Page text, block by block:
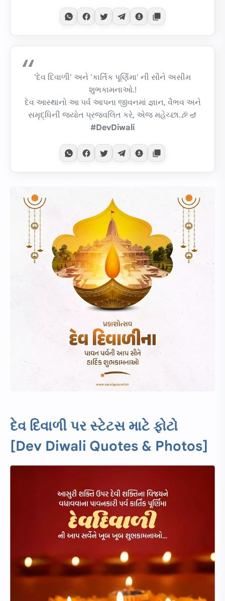
'દેવ દિવાળી' અને 'કાર્તિક પૂર્ણિમા' ની સૌને અસીમ
શુભકામનાઓ.!
દેવ આસ્થાનો આ પર્વ આપના જીવનમાં જ્ઞાન, વૈભવ અને
સમૃદ્ધિની જ્યોત પ્રજ્વલિત કરે, એજ મહેચ્છા.🎉🪔
#DevDiwali
દેવ દિવાળી પર સ્ટેટસ માટે ફોટો
[Dev Diwali Quotes & Photos]